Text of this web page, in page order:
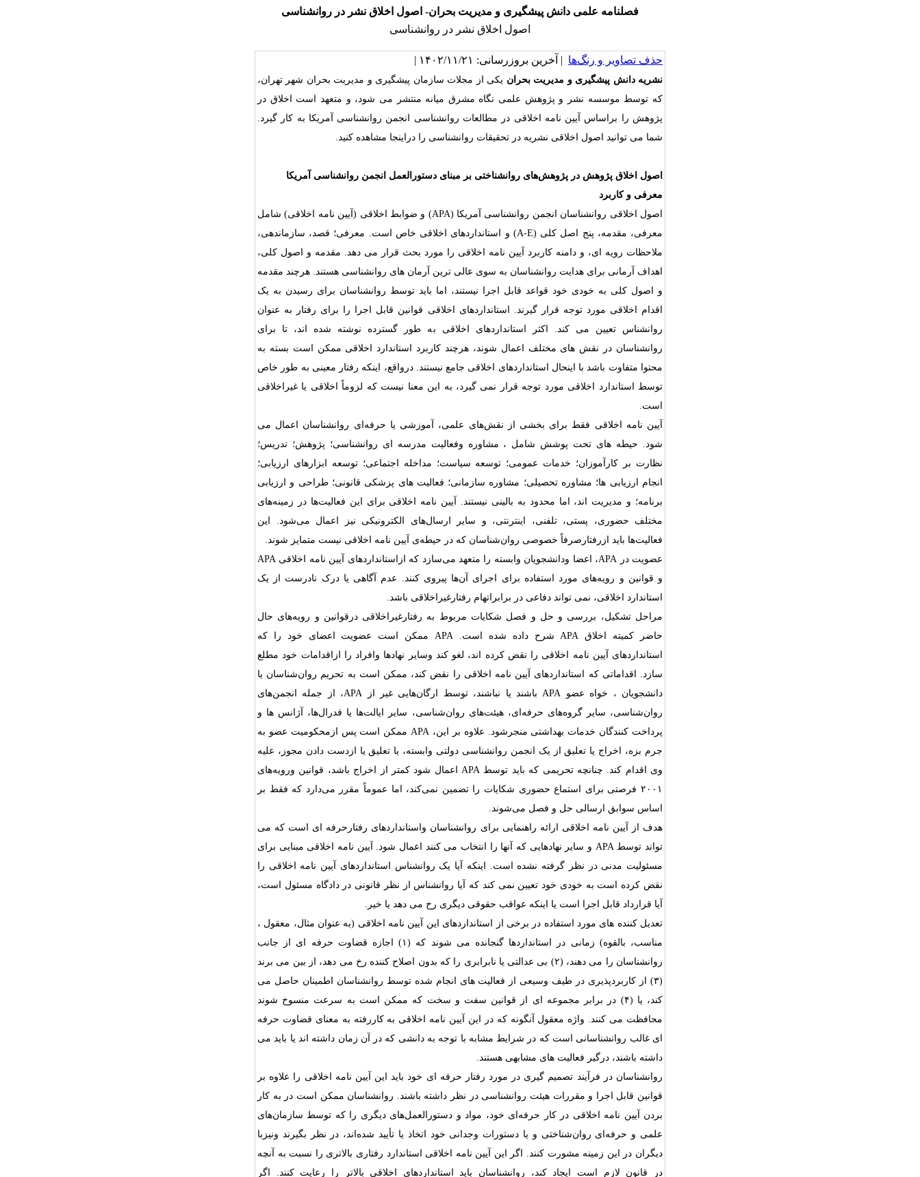
فصلنامه علمی دانش پیشگیری و مدیریت بحران- اصول اخلاق نشر در روانشناسی
اصول اخلاق نشر در روانشناسی
حذف تصاویر و رنگ‌ها | آخرین بروزرسانی: ۱۴۰۲/۱۱/۲۱ |
نشریه دانش پیشگیری و مدیریت بحران یکی از مجلات سازمان پیشگیری و مدیریت بحران شهر تهران،
که توسط موسسه نشر و پژوهش علمی نگاه ‌مشرق ‌میانه منتشر
می شود، و متعهد است اخلاق در
پژوهش را براساس
آیین نامه اخلاقی در مطالعات روانشناسی انجمن روانشناسی آمریکا به کار گیرد.
شما می توانید اصول اخلاقی نشریه در تحقیقات روانشناسی را دراینجا مشاهده کنید.
اصول اخلاق پژوهش در پژوهش‌های روانشناختی بر مبنای دستورالعمل انجمن روانشناسی آمریکا
معرفی و کاربرد
اصول اخلاقی روانشناسان انجمن روانشناسی آمریکا ((APA و ضوابط اخلاقی (آیین نامه
اخلاقی) شامل
معرفی، مقدمه، پنج اصل کلی (A-E) و استانداردهای اخلاقی خاص است. معرفی؛ قصد، سازماندهی،
ملاحظات رویه ای، و دامنه کاربرد
آیین نامه
اخلاقی را مورد بحث قرار می دهد. مقدمه و اصول کلی،
اهداف آرمانی برای هدایت روانشناسان به سوی عالی ترین آرمان های روانشناسی هستند. هرچند مقدمه
و اصول کلی به خودی خود قواعد قابل اجرا نیستند، اما باید توسط روانشناسان برای رسیدن به یک
اقدام اخلاقی مورد توجه قرار گیرند. استانداردهای اخلاقی قوانین قابل اجرا را برای رفتار به عنوان
روانشناس تعیین می کند. اکثر استانداردهای اخلاقی به طور گسترده نوشته شده اند، تا برای
روانشناسان در نقش های مختلف اعمال شوند، هرچند کاربرد استاندارد اخلاقی ممکن است بسته به
محتوا متفاوت باشد با اینحال استانداردهای اخلاقی جامع نیستند. درواقع، اینکه رفتار معینی به طور خاص
توسط استاندارد اخلاقی مورد توجه قرار نمی گیرد، به این معنا نیست که لزوماً اخلاقی یا غیراخلاقی
است.
آیین نامه اخلاقی فقط برای بخشی از نقش‌های علمی، آموزشی یا حرفه‌ای روانشناسان اعمال می
شود. حیطه های تحت پوشش شامل ، مشاوره وفعالیت مدرسه ای روانشناسی؛ پژوهش؛ تدریس؛
نظارت بر کارآموزان؛ خدمات عمومی؛ توسعه سیاست؛ مداخله اجتماعی؛ توسعه ابزارهای ارزیابی؛
انجام ارزیابی ها؛ مشاوره تحصیلی؛ مشاوره سازمانی؛ فعالیت های پزشکی قانونی؛ طراحی و ارزیابی
برنامه؛ و مدیریت اند، اما محدود به بالینی نیستند.
آیین نامه
اخلاقی برای این فعالیت‌ها در زمینه‌های
مختلف حضوری، پستی، تلفنی، اینترنتی، و سایر ارسال‌های الکترونیکی نیز اعمال می‌شود. این
فعالیت‌ها باید ازرفتارصرفاً خصوصی روان‌شناسان که در حیطه‌ی
آیین نامه
اخلاقی نیست متمایز شوند.
عضویت در APA، اعضا ودانشجویان وابسته را متعهد می‌سازد که ازاستانداردهای آیین نامه اخلاقی APA
و قوانین و رویه‌های مورد استفاده برای اجرای آن‌ها پیروی کنند. عدم آگاهی یا درک نادرست از یک
استاندارد اخلاقی، نمی تواند دفاعی در برابراتهام رفتارغیراخلاقی باشد.
مراحل تشکیل، بررسی و حل و فصل شکایات مربوط به رفتارغیراخلاقی درقوانین و رویه‌های حال
حاضر کمیته اخلاق APAشرح داده شده است. APAممکن است عضویت اعضای خود را که
استانداردهای
آیین نامه
اخلاقی را نقض کرده اند، لغو کند وسایر نهادها وافراد را ازاقدامات خود مطلع
سازد. اقداماتی که استانداردهای
آیین نامه
اخلاقی را نقض کند، ممکن است به تحریم روان‌شناسان یا
دانشجویان ، خواه عضو APAباشند یا نباشند، توسط ارگان‌هایی غیر از APA، از جمله انجمن‌های
روان‌شناسی، سایر گروه‌های حرفه‌ای، هیئت‌های روان‌شناسی، سایر ایالت‌ها یا فدرال‌ها، آژانس ها و
پرداخت کنندگان خدمات بهداشتی منجرشود. علاوه بر این، APAممکن است پس ازمحکومیت عضو به
جرم بزه، اخراج یا تعلیق از یک انجمن روانشناسی دولتی وابسته، یا تعلیق یا ازدست دادن مجوز، علیه
وی اقدام کند. چنانچه تحریمی که باید توسط APA اعمال شود کمتر از اخراج باشد، قوانین ورویه‌های
۲۰۰۱ فرصتی برای استماع حضوری شکایات را تضمین نمی‌کند، اما عموماً مقرر می‌دارد که فقط بر
اساس سوابق ارسالی حل و فصل می‌شوند.
هدف از
آیین نامه اخلاقی ارائه راهنمایی برای روانشناسان واستانداردهای رفتارحرفه ای است که می
تواند توسطAPA و سایر نهادهایی که آنها را انتخاب می کنند اعمال شود. آیین نامه اخلاقی مبنایی برای
مسئولیت مدنی در نظر گرفته نشده است.
اینکه آیا یک روانشناس استانداردهای آیین نامه اخلاقی را
نقض کرده است به خودی خود تعیین نمی کند که آیا روانشناس از نظر قانونی در دادگاه مسئول است،
آیا قرارداد قابل اجرا است یا اینکه عواقب حقوقی دیگری رخ می دهد یا خیر.
تعدیل کننده های مورد استفاده در برخی از استانداردهای این آیین نامه اخلاقی (به عنوان مثال، معقول ،
مناسب، بالقوه) زمانی در استانداردها گنجانده می شوند که (۱) اجازه قضاوت حرفه ای از جانب
روانشناسان را می دهند، (۲) بی عدالتی یا نابرابری را که بدون اصلاح کننده رخ می دهد، از بین می برند
(۳) از کاربردپذیری در طیف وسیعی از فعالیت های انجام شده توسط روانشناسان اطمینان حاصل می
کند، یا (۴) در برابر مجموعه ای از قوانین سفت و سخت که ممکن است به سرعت منسوخ شوند
محافظت می کنند. واژه معقول آنگونه که در این آیین نامه اخلاقی به کاررفته به معنای قضاوت حرفه
ای غالب روانشناسانی است که در شرایط مشابه با توجه به دانشی که در آن زمان داشته اند یا باید می
داشته باشند، درگیر فعالیت های مشابهی هستند.
روانشناسان در فرآیند تصمیم گیری در مورد رفتار حرفه ای خود باید این آیین نامه اخلاقی را علاوه بر
قوانین قابل اجرا و مقررات هیئت روانشناسی در نظر داشته باشند. روانشناسان ممکن است در به کار
بردن آیین نامه اخلاقی در کار حرفه‌ای خود، مواد و دستورالعمل‌های دیگری را که توسط سازمان‌های
علمی و حرفه‌ای روان‌شناختی و یا دستورات وجدانی خود اتخاذ یا تأیید شده‌اند، در نظر بگیرند ونیزبا
دیگران در این زمینه مشورت کنند. اگر این آیین نامه اخلاقی استاندارد رفتاری بالاتری را نسبت به آنچه
در قانون لازم است ایجاد کند، روانشناسان باید استانداردهای اخلاقی بالاتر را رعایت کنند. اگر